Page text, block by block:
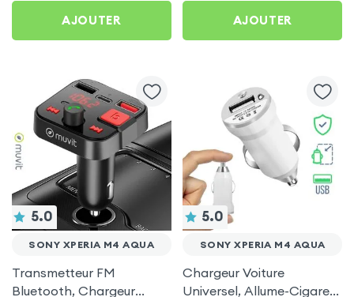
AJOUTER AJOUTER
5.0
SONY XPERIA M4 AQUA
Transmetteur FM
Bluetooth, Chargeur
5.0
SONY XPERIA M4 AQUA
Chargeur Voiture
Universel, Allume-Cigare